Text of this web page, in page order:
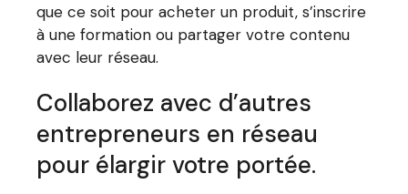
que ce soit pour acheter un produit, s’inscrire
à une formation ou partager votre contenu
avec leur réseau.
Collaborez avec d’autres
entrepreneurs en réseau
pour élargir votre portée.